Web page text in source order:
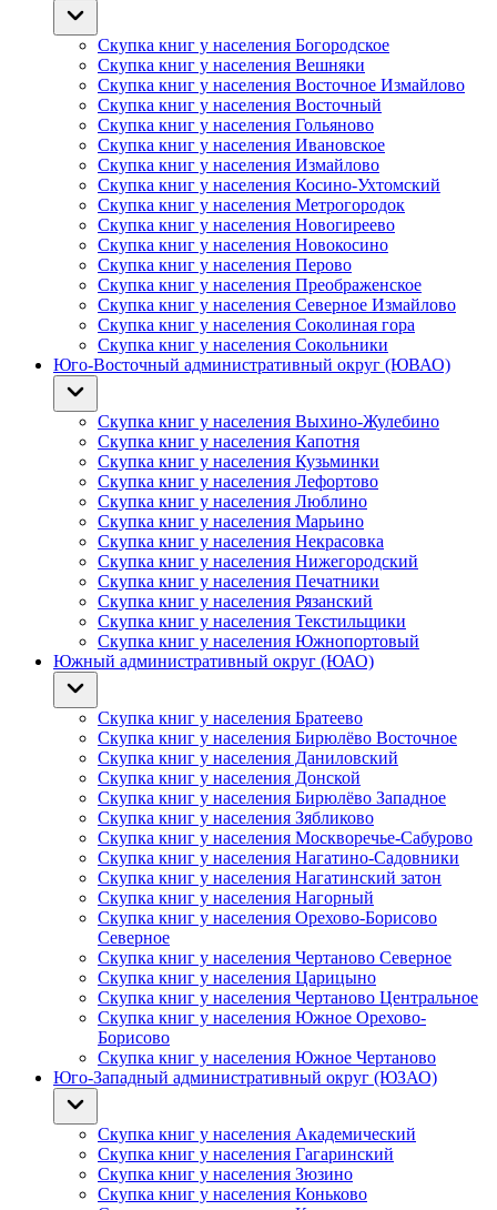
Скупка книг у населения Богородское
Скупка книг у населения Вешняки
Скупка книг у населения Восточное Измайлово
Скупка книг у населения Восточный
Скупка книг у населения Гольяново
Скупка книг у населения Ивановское
Скупка книг у населения Измайлово
Скупка книг у населения Косино-Ухтомский
Скупка книг у населения Метрогородок
Скупка книг у населения Новогиреево
Скупка книг у населения Новокосино
Скупка книг у населения Перово
Скупка книг у населения Преображенское
Скупка книг у населения Северное Измайлово
Скупка книг у населения Соколиная гора
Скупка книг у населения Сокольники
Юго-Восточный административный округ (ЮВАО)
Скупка книг у населения Выхино-Жулебино
Скупка книг у населения Капотня
Скупка книг у населения Кузьминки
Скупка книг у населения Лефортово
Скупка книг у населения Люблино
Скупка книг у населения Марьино
Скупка книг у населения Некрасовка
Скупка книг у населения Нижегородский
Скупка книг у населения Печатники
Скупка книг у населения Рязанский
Скупка книг у населения Текстильщики
Скупка книг у населения Южнопортовый
Южный административный округ (ЮАО)
Скупка книг у населения Братеево
Скупка книг у населения Бирюлёво Восточное
Скупка книг у населения Даниловский
Скупка книг у населения Донской
Скупка книг у населения Бирюлёво Западное
Скупка книг у населения Зябликово
Скупка книг у населения Москворечье-Сабурово
Скупка книг у населения Нагатино-Садовники
Скупка книг у населения Нагатинский затон
Скупка книг у населения Нагорный
Скупка книг у населения Орехово-Борисово
Северное
Скупка книг у населения Чертаново Северное
Скупка книг у населения Царицыно
Скупка книг у населения Чертаново Центральное
Скупка книг у населения Южное Орехово-
Борисово
Скупка книг у населения Южное Чертаново
Юго-Западный административный округ (ЮЗАО)
Скупка книг у населения Академический
Скупка книг у населения Гагаринский
Скупка книг у населения Зюзино
Скупка книг у населения Коньково